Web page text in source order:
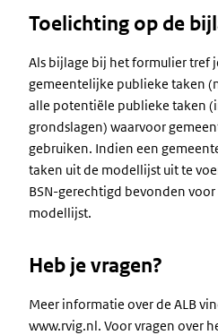
Toelichting op de
Als bijlage bij het formulier tref
gemeentelijke publieke taken
alle potentiële publieke taken
grondslagen) waarvoor
gebruiken. Indien een
taken uit de modellijst uit te
BSN-gerechtigd bevonden
modellijst.
Heb je vragen?
Meer informatie over de ALB
www.rvig.nl. Voor vragen over